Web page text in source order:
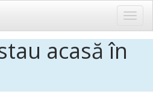
acasă în